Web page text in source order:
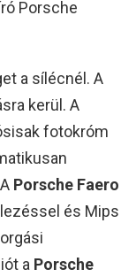
Porsche
a sílécnél. A
kerül. A
fotokróm
Porsche Faero
és Mips
a Porsche